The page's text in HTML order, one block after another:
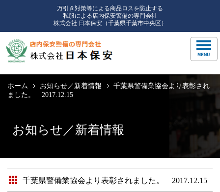
万引き対策等による商品ロスを防止する
私服による店内保安警備の専門会社
株式会社 日本保安（千葉県千葉市中央区）
ホーム お知らせ／新着情報
千葉県警備業協会より表彰され
ました。 2017.12.15
お知らせ／新着情報
千葉県警備業協会より表彰されました。 2017.12.15